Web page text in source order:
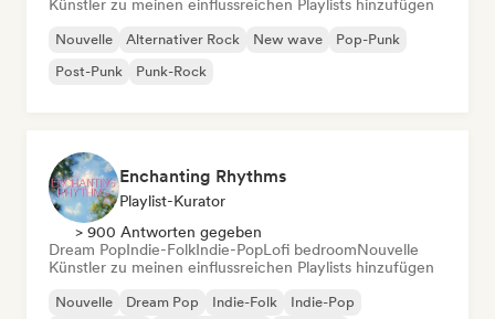
Künstler zu meinen einflussreichen Playlists hinzufügen
Nouvelle Alternativer Rock New wave
Pop-Punk
Post-Punk
Punk-Rock
Enchanting Rhythms
Playlist-Kurator
> 900 Antworten gegeben
Dream PopIndie-FolkIndie-PopLofi bedroomNouvelle
Künstler zu meinen einflussreichen Playlists hinzufügen
Nouvelle Dream Pop Indie-Folk
Indie-Pop